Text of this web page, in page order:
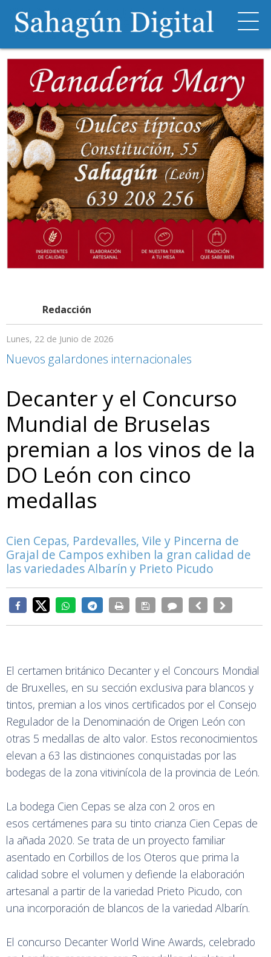
Redacción
Lunes, 22 de Junio de 2026
Nuevos galardones internacionales
Decanter y el Concurso
Mundial de Bruselas
premian a los vinos de la
DO León con cinco
medallas
Cien Cepas, Pardevalles, Vile y Pincerna de
Grajal de Campos exhiben la gran calidad de
las variedades Albarín y Prieto Picudo
El certamen británico Decanter y el Concours Mondial
de Bruxelles, en su sección exclusiva para blancos y
tintos, premian a los vinos certificados por el Consejo
Regulador de la Denominación de Origen León con
otras 5 medallas de alto valor. Estos reconocimientos
elevan a 63 las distinciones conquistadas por las
bodegas de la zona vitivinícola de la provincia de León.
La bodega Cien Cepas se alza con 2 oros en
esos certámenes para su tinto crianza Cien Cepas de
la añada 2020. Se trata de un proyecto familiar
asentado en Corbillos de los Oteros que prima la
calidad sobre el volumen y defiende la elaboración
artesanal a partir de la variedad Prieto Picudo, con
una incorporación de blancos de la variedad Albarín.
El concurso Decanter World Wine Awards, celebrado